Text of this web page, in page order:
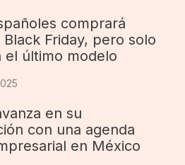
comprará
Friday, pero solo
el último modelo
en su
con una agenda
en México